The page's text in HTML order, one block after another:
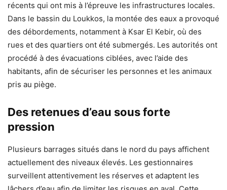
récents qui ont mis à l’épreuve les infrastructures locales.
Dans le bassin du Loukkos, la montée des eaux a provoqué
des débordements, notamment à Ksar El Kebir, où des
rues et des quartiers ont été submergés. Les autorités ont
procédé à des évacuations ciblées, avec l’aide des
habitants, afin de sécuriser les personnes et les animaux
pris au piège.
Des retenues d’eau sous forte
pression
Plusieurs barrages situés dans le nord du pays affichent
actuellement des niveaux élevés. Les gestionnaires
surveillent attentivement les réserves et adaptent les